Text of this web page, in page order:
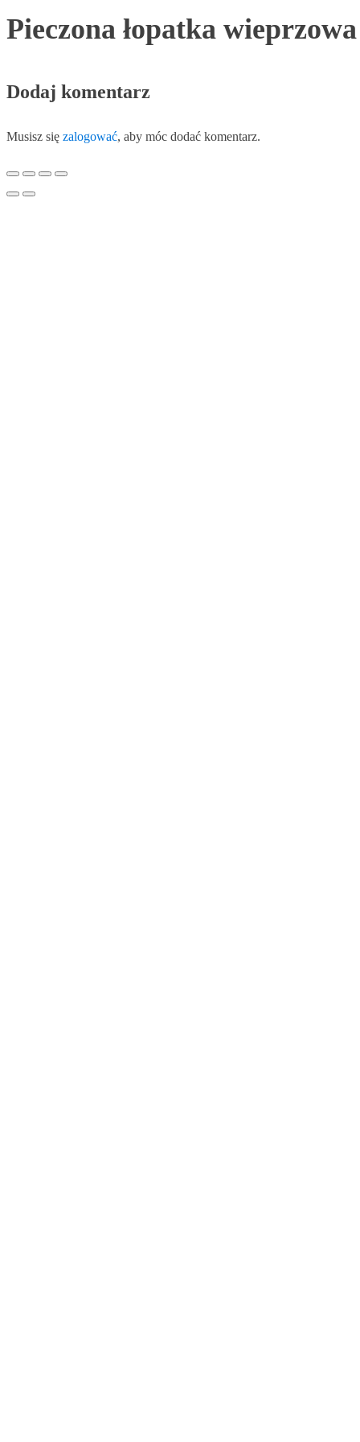
Pieczona łopatka wieprzowa
Dodaj komentarz
Musisz się zalogować, aby móc dodać komentarz.